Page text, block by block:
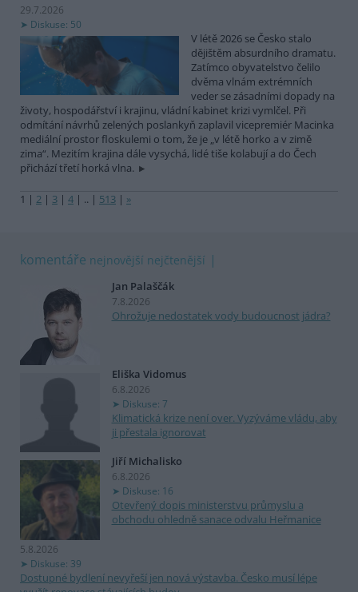
29.7.2026
Diskuse: 50
V létě 2026 se Česko stalo
dějištěm absurdního dramatu.
Zatímco obyvatelstvo čelilo
dvěma vlnám extrémních
veder se zásadními dopady na
životy, hospodářství i krajinu, vládní kabinet krizi vymlčel. Při
odmítání návrhů zelených poslankyň zaplavil vicepremiér Macinka
mediální prostor floskulemi o tom, že je „v létě horko a v zimě
zima“. Mezitím krajina dále vysychá, lidé tiše kolabují a do Čech
přichází třetí horká vlna.
1 | 2 | 3 | 4 | .. | 513 | »
komentáře nejnovější nejčtenější
Jan Palaščák
7.8.2026
Ohrožuje nedostatek vody budoucnost jádra?
Eliška Vidomus
6.8.2026
Diskuse: 7
Klimatická krize není over. Vyzýváme vládu, aby
ji přestala ignorovat
Jiří Michalisko
6.8.2026
Diskuse: 16
Otevřený dopis ministerstvu průmyslu a
obchodu ohledně sanace odvalu Heřmanice
5.8.2026
Diskuse: 39
Dostupné bydlení nevyřeší jen nová výstavba. Česko musí lépe